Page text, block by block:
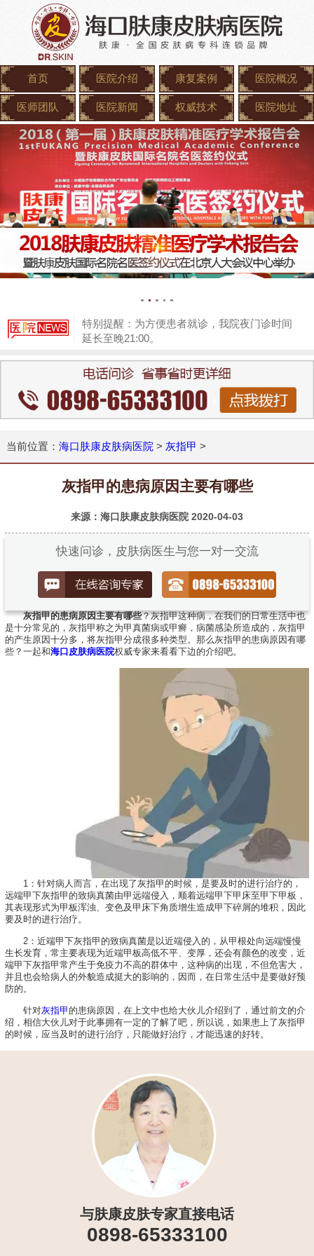
首页 医院介绍 康复案例 医院概况
医师团队 医院新闻 权威技术 医院地址
特别提醒：为方便患者就诊，我院夜门诊时间
延长至晚21:00。
当前位置： 海口肤康皮肤病医院 > 灰指甲 >
灰指甲的患病原因主要有哪些
来源：海口肤康皮肤病医院 2020-04-03
快速问诊，皮肤病医生与您一对一交流
灰指甲的患病原因主要有哪些？灰指甲这种病，在我们的日常生活中也
是十分常见的，灰指甲称之为甲真菌病或甲癣，病菌感染所造成的，灰指甲
的产生原因十分多，将灰指甲分成很多种类型。那么灰指甲的患病原因有哪
些？一起和海口皮肤病医院权威专家来看看下边的介绍吧。
1：针对病人而言，在出现了灰指甲的时候，是要及时的进行治疗的，
远端甲下灰指甲的致病真菌由甲远端侵入，顺着远端甲下甲床至甲下甲板，
其表现形式为甲板浑浊、变色及甲床下角质增生造成甲下碎屑的堆积，因此
要及时的进行治疗。
2：近端甲下灰指甲的致病真菌是以近端侵入的，从甲根处向远端慢慢
生长发育，常主要表现为近端甲板高低不平、变厚，还会有颜色的改变，近
端甲下灰指甲常产生于免疫力不高的群体中，这种病的出现，不但危害大，
并且也会给病人的外貌造成挺大的影响的，因而，在日常生活中是要做好预
防的。
针对灰指甲 的患病原因，在上文中也给大伙儿介绍到了，通过前文的介
绍，相信大伙儿对于此事拥有一定的了解了吧，所以说，如果患上了灰指甲
的时候，应当及时的进行治疗，只能做好治疗，才能迅速的好转。
与肤康皮肤专家直接电话
0898-65333100